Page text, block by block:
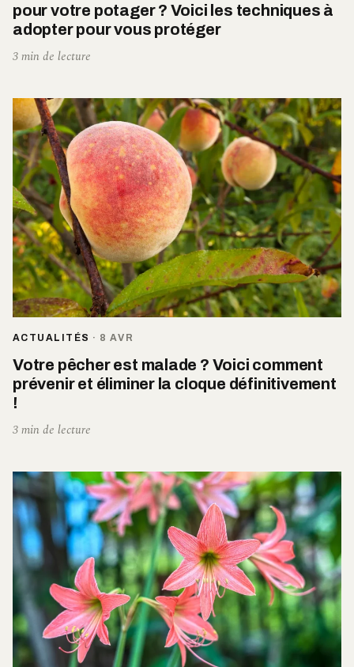
pour votre potager ? Voici les techniques à
adopter pour vous protéger
3 min de lecture
ACTUALITÉS · 8 AVR
Votre pêcher est malade ? Voici comment
prévenir et éliminer la cloque définitivement
!
3 min de lecture